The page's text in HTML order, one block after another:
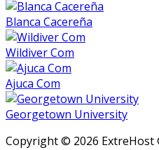
Blanca Cacereña
Wildiver Com
Ajuca Com
Georgetown University
Copyright © 2026 ExtreHost